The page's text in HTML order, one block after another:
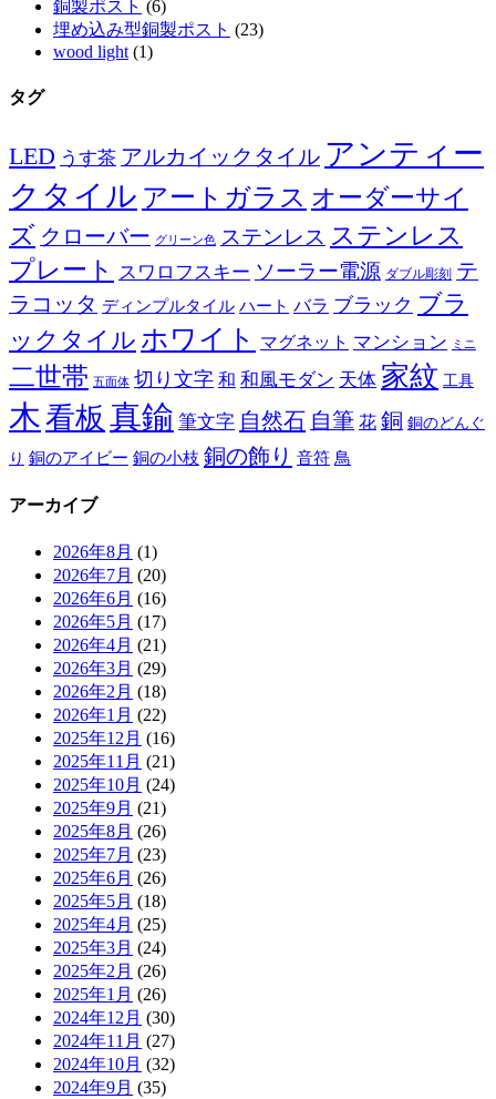
銅製ポスト (6)
埋め込み型銅製ポスト (23)
wood light (1)
タグ
LED うす茶 アルカイックタイル アンティー
クタイル アートガラス オーダーサイ
ズ クローバー グリーン色 ステンレス ステンレス
プレート スワロフスキー ソーラー電源 ダブル彫刻 テ
ラコッタ ディンプルタイル ハート バラ ブラック ブラ
ックタイル ホワイト マグネット マンション ミニ
二世帯 五面体 切り文字 和 和風モダン 天体 家紋 工具
木看板 真鍮 筆文字 自然石 自筆 花 銅 銅のどんぐ
り 銅のアイビー 銅の小枝 銅の飾り 音符 鳥
アーカイブ
2026年8月 (1)
2026年7月 (20)
2026年6月 (16)
2026年5月 (17)
2026年4月 (21)
2026年3月 (29)
2026年2月 (18)
2026年1月 (22)
2025年12月 (16)
2025年11月 (21)
2025年10月 (24)
2025年9月 (21)
2025年8月 (26)
2025年7月 (23)
2025年6月 (26)
2025年5月 (18)
2025年4月 (25)
2025年3月 (24)
2025年2月 (26)
2025年1月 (26)
2024年12月 (30)
2024年11月 (27)
2024年10月 (32)
2024年9月 (35)